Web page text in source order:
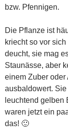
bzw. Pfennigen.
Die Pflanze ist
kriecht so vor
deucht, sie mag
Staunässe, aber
einem Zuber oder
ausbaldowert.
leuchtend gelben
waren jetzt ein
das! 🙂